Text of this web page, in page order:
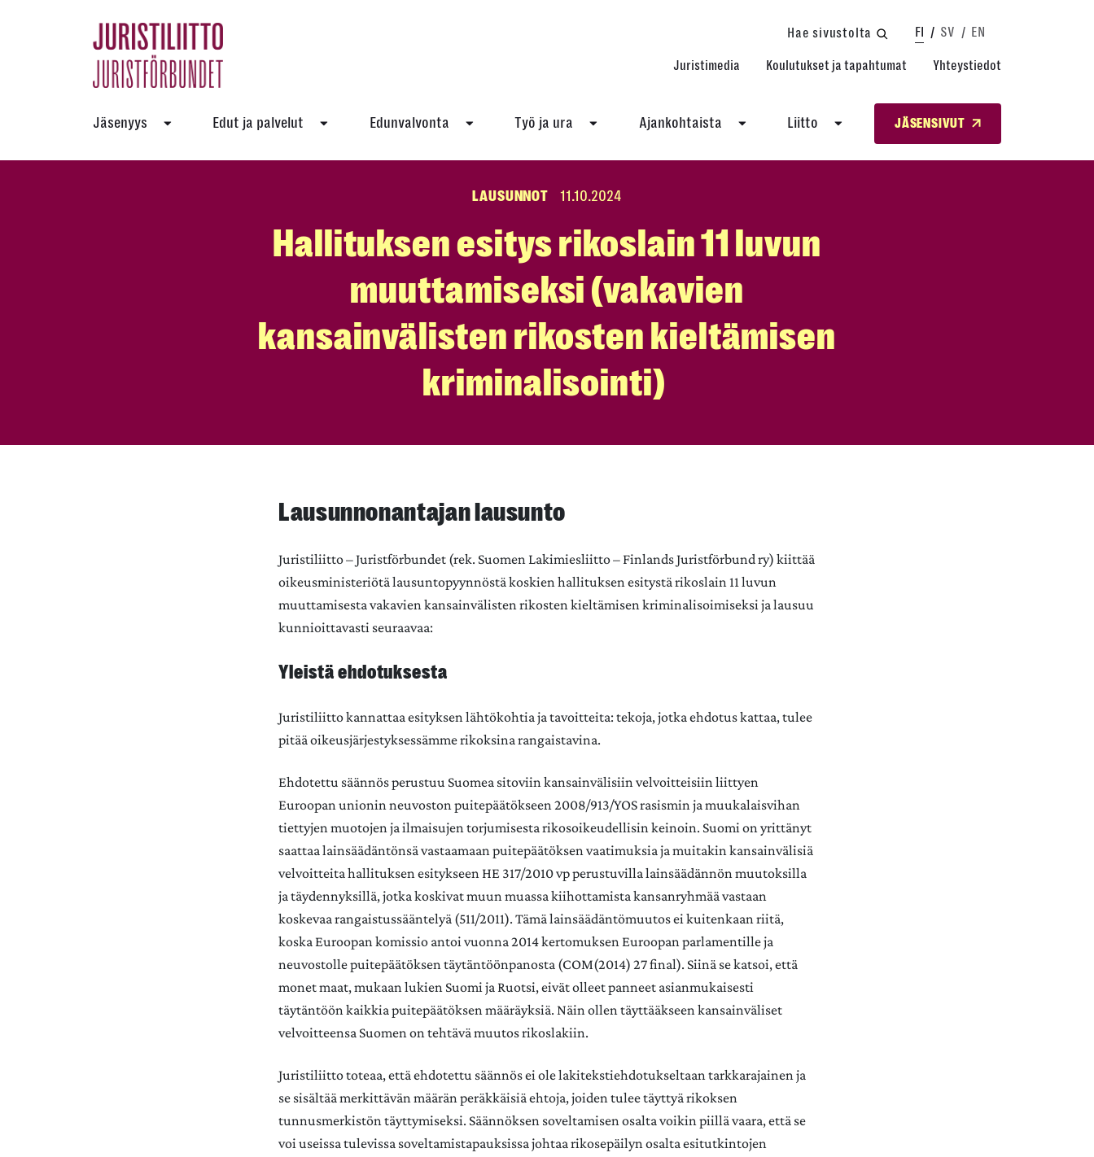
Hae sivustolta FI SV EN
Juristimedia Koulutukset ja tapahtumat Yhteystiedot
Jäsenyys Edut ja palvelut Edunvalvonta Työ ja ura Ajankohtaista Liitto JÄSENSIVUT
LAUSUNNOT 11.10.2024
Hallituksen esitys rikoslain 11 luvun
muuttamiseksi (vakavien
kansainvälisten rikosten kieltämisen
kriminalisointi)
Lausunnonantajan lausunto
Juristiliitto – Juristförbundet (rek. Suomen Lakimiesliitto – Finlands Juristförbund ry) kiittää
oikeusministeriötä lausuntopyynnöstä koskien hallituksen esitystä rikoslain 11 luvun
muuttamisesta vakavien kansainvälisten rikosten kieltämisen kriminalisoimiseksi ja lausuu
kunnioittavasti seuraavaa:
Yleistä ehdotuksesta
Juristiliitto kannattaa esityksen lähtökohtia ja tavoitteita: tekoja, jotka ehdotus kattaa, tulee
pitää oikeusjärjestyksessämme rikoksina rangaistavina.
Ehdotettu säännös perustuu Suomea sitoviin kansainvälisiin velvoitteisiin liittyen
Euroopan unionin neuvoston puitepäätökseen 2008/913/YOS rasismin ja muukalaisvihan
tiettyjen muotojen ja ilmaisujen torjumisesta rikosoikeudellisin keinoin. Suomi on yrittänyt
saattaa lainsäädäntönsä vastaamaan puitepäätöksen vaatimuksia ja muitakin kansainvälisiä
velvoitteita hallituksen esitykseen HE 317/2010 vp perustuvilla lainsäädännön muutoksilla
ja täydennyksillä, jotka koskivat muun muassa kiihottamista kansanryhmää vastaan
koskevaa rangaistussääntelyä (511/2011). Tämä lainsäädäntömuutos ei kuitenkaan riitä,
koska Euroopan komissio antoi vuonna 2014 kertomuksen Euroopan parlamentille ja
neuvostolle puitepäätöksen täytäntöönpanosta (COM(2014) 27 final). Siinä se katsoi, että
monet maat, mukaan lukien Suomi ja Ruotsi, eivät olleet panneet asianmukaisesti
täytäntöön kaikkia puitepäätöksen määräyksiä. Näin ollen täyttääkseen kansainväliset
velvoitteensa Suomen on tehtävä muutos rikoslakiin.
Juristiliitto toteaa, että ehdotettu säännös ei ole lakitekstiehdotukseltaan tarkkarajainen ja
se sisältää merkittävän määrän peräkkäisiä ehtoja, joiden tulee täyttyä rikoksen
tunnusmerkistön täyttymiseksi. Säännöksen soveltamisen osalta voikin piillä vaara, että se
voi useissa tulevissa soveltamistapauksissa johtaa rikosepäilyn osalta esitutkintojen